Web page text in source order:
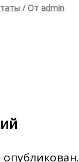
/ От admin